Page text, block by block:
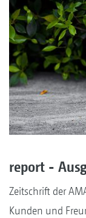
report -
Zeitschrift der
Kunden und